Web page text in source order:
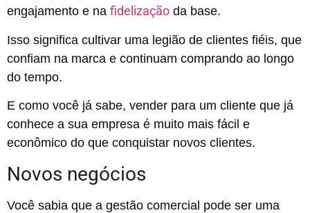
engajamento e na fidelização da base.
Isso significa cultivar uma legião de clientes fiéis, que
confiam na marca e continuam comprando ao longo
do tempo.
E como você já sabe, vender para um cliente que já
conhece a sua empresa é muito mais fácil e
econômico do que conquistar novos clientes.
Novos negócios
Você sabia que a gestão comercial pode ser uma